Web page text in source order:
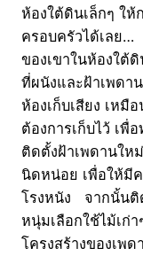
ห้องใต้ดินเล็กๆ ให้
ครอบครัวได้เลย
ของเขาในห้องใต้
ที่ผนังและฝ้าเพดา
ห้องเก็บเสียง เห
ต้องการเก็บไว้ เพื่
ติดตั้งฝ้าเพดานให
นิดหน่อย เพื่อให้มี
โรงหนัง จากนั้นติ
หนุ่มเลือกใช้ไม้เก่
โครงสร้างของเพ